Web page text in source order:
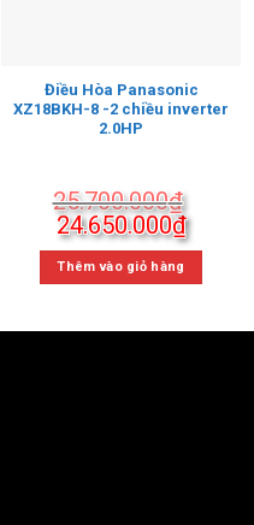
Điều Hòa Panasonic
XZ18BKH-8 -2 chiều inverter
2.0HP
25.700.000₫
Giá
gốc
là:
24.650.000₫Giá
hiện
Thêm vào giỏ hàng